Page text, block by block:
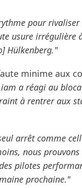
pour
usure irrégulière
Hülkenberg."
minime aux
a réagi au
à rentrer aux
arrêt comme
nous
pilotes
prochaine."